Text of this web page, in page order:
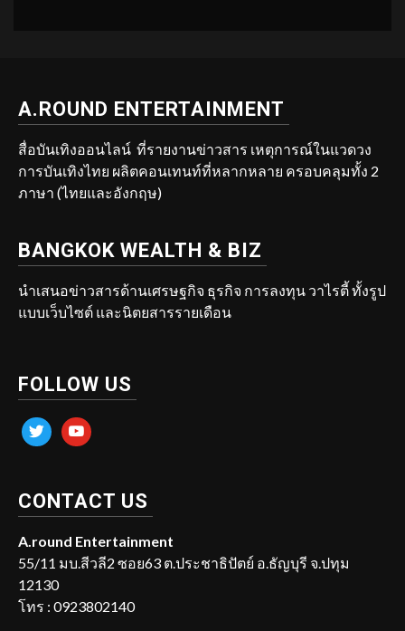
A.ROUND ENTERTAINMENT
สื่อบันเทิงออนไลน์ ที่รายงานข่าวสาร เหตุการณ์ในแวดวง
การบันเทิงไทย ผลิตคอนเทนท์ที่หลากหลาย ครอบคลุมทั้ง 2
ภาษา (ไทยและอังกฤษ)
BANGKOK WEALTH & BIZ
นำเสนอข่าวสารด้านเศรษฐกิจ ธุรกิจ การลงทุน วาไรตี้ ทั้งรูป
แบบเว็บไซต์ และนิตยสารรายเดือน
FOLLOW US
twitter youtube
CONTACT US
A.round Entertainment
55/11 มบ.สีวลี2 ซอย63 ต.ประชาธิปัตย์ อ.ธัญบุรี จ.ปทุม
12130
โทร : 0923802140